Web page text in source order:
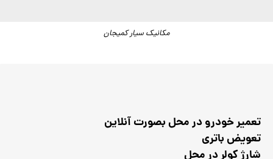
مکانیک سیار کمیجان
تعمیر خودرو در محل بصورت آنلاین
تعویض باتری
شارژ کولر در محل